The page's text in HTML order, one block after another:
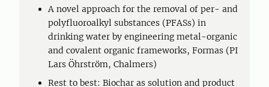
A novel approach for the removal of per- and
polyfluoroalkyl substances (PFASs) in
drinking water by engineering metal-organic
and covalent organic frameworks, Formas (PI
Lars Öhrström, Chalmers)
Rest to best: Biochar as solution and product